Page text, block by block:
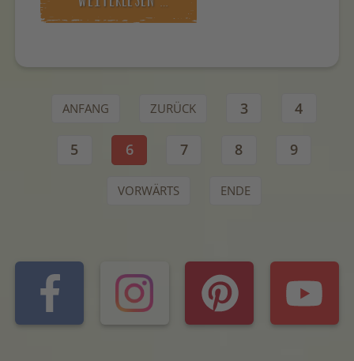
ANFANG ZURÜCK 3 4
5 6 7 8 9
VORWÄRTS ENDE